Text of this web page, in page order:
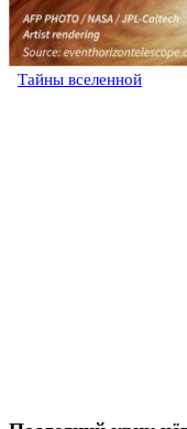
Тайны вселенной